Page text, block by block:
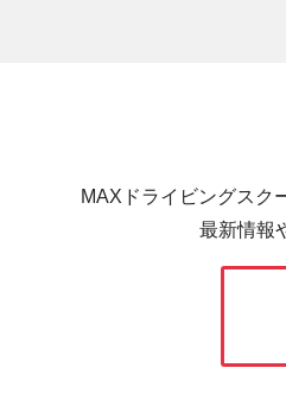
MAXドライビングスク
最新情報